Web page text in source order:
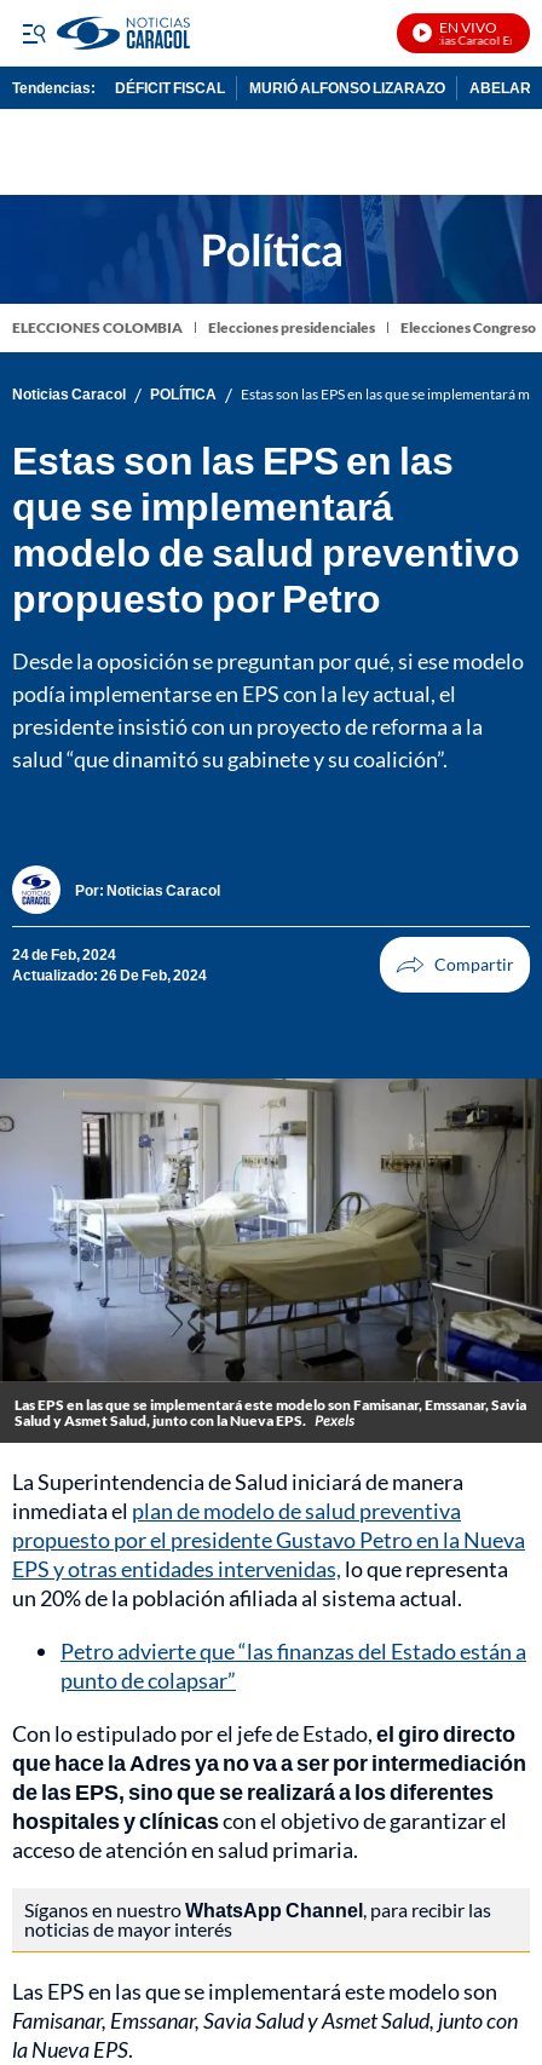
EN VIVO
Noticias Caracol En Vivo
Tendencias: DÉFICIT FISCAL MURIÓ ALFONSO LIZARAZO
ELECCIONES COLOMBIA Elecciones presidenciales Elecciones Congreso
Noticias Caracol / POLÍTICA / Estas son las EPS en las que se implementará
Estas son las EPS en las
que se implementará
modelo de salud preventivo
propuesto por Petro
Desde la oposición se preguntan por qué, si ese modelo
podía implementarse en EPS con la ley actual, el
presidente insistió con un proyecto de reforma a la
salud “que dinamitó su gabinete y su coalición”.
Por: Noticias Caracol
24 de Feb, 2024
Actualizado: 26 De Feb, 2024
Las EPS en las que se implementará este modelo son Famisanar, Emssanar, Savia
Salud y Asmet Salud, junto con la Nueva EPS. Pexels
La Superintendencia de Salud iniciará de manera
inmediata el plan de modelo de salud preventiva
propuesto por el presidente Gustavo Petro en la Nueva
EPS y otras entidades intervenidas, lo que representa
un 20% de la población afiliada al sistema actual.
Petro advierte que “las finanzas del Estado están a
punto de colapsar”
Con lo estipulado por el jefe de Estado,el giro directo
que hace la Adres ya no va a ser por intermediación
de las EPS, sino que se realizará a los diferentes
hospitales y clínicascon el objetivo de garantizar el
acceso de atención en salud primaria.
Síganos en nuestroWhatsApp Channel, para recibir las
noticias de mayor interés
Las EPS en las que se implementará este modelo son
Famisanar, Emssanar, Savia Salud y Asmet Salud, junto con
la Nueva EPS.